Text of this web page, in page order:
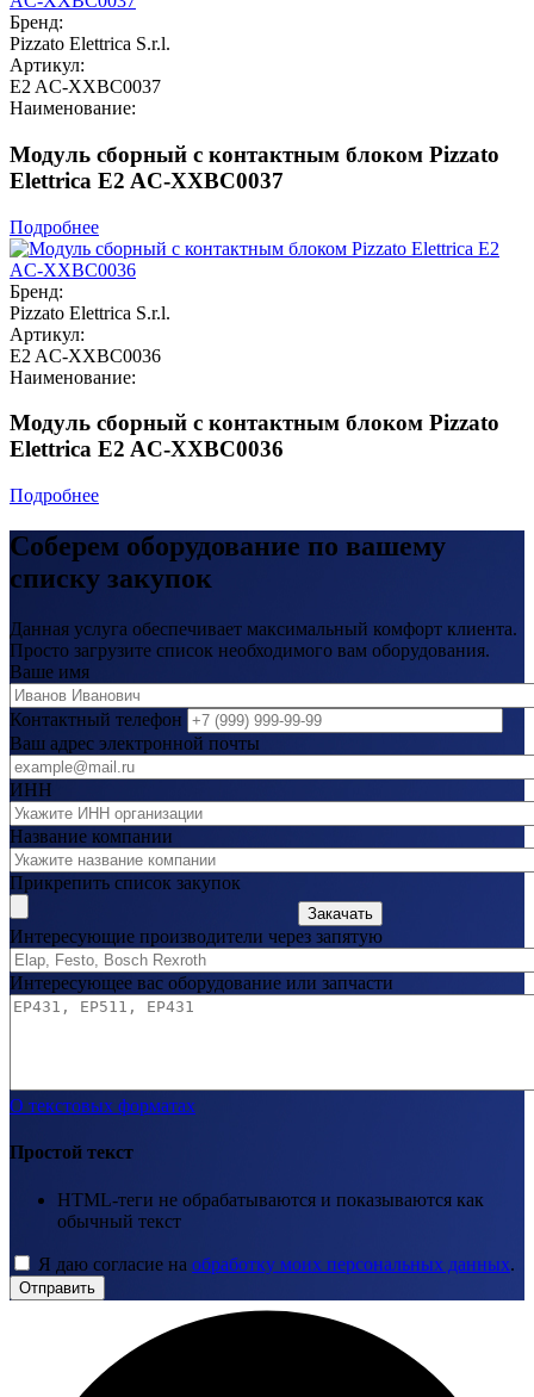
Бренд:
Pizzato Elettrica S.r.l.
Артикул:
E2 AC-XXBC0037
Наименование:
Модуль сборный с контактным блоком Pizzato
Elettrica E2 AC-XXBC0037
Подробнее
Бренд:
Pizzato Elettrica S.r.l.
Артикул:
E2 AC-XXBC0036
Наименование:
Модуль сборный с контактным блоком Pizzato
Elettrica E2 AC-XXBC0036
Подробнее
Соберем оборудование по вашему
списку закупок
Данная услуга обеспечивает максимальный комфорт клиента.
Просто загрузите список необходимого вам оборудования.
Ваше имя
Контактный телефон
Ваш адрес электронной почты
ИНН
Название компании
Прикрепить список закупок
Закачать
Интересующие производители через запятую
Интересующее вас оборудование или запчасти
О текстовых форматах
Простой текст
HTML-теги не обрабатываются и показываются как
обычный текст
Я даю согласие на обработку моих персональных данных.
Отправить